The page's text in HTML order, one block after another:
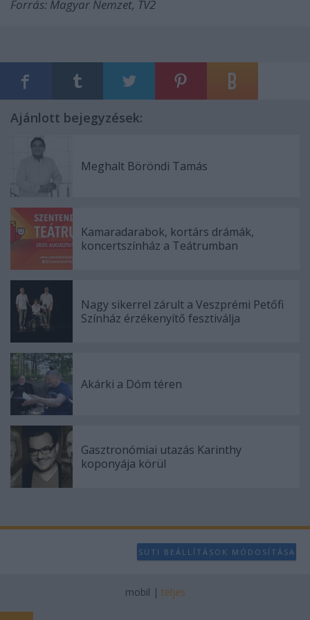
Forrás: Magyar Nemzet, TV2
Ajánlott bejegyzések:
Meghalt Böröndi Tamás
Kamaradarabok, kortárs drámák,
koncertszínház a Teátrumban
Nagy sikerrel zárult a Veszprémi Petőfi
Színház érzékenyítő fesztiválja
Akárki a Dóm téren
Gasztronómiai utazás Karinthy
koponyája körül
SÜTI BEÁLLÍTÁSOK MÓDOSÍTÁSA
mobil | teljes